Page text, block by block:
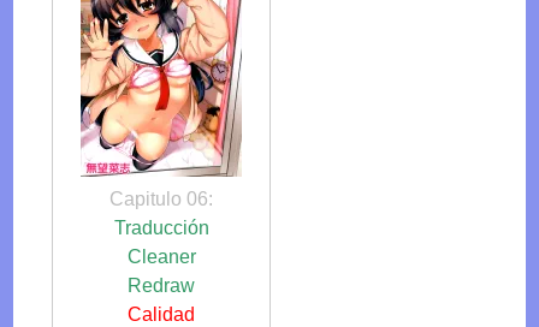
Capitulo 06:
Traducción
Cleaner
Redraw
Calidad